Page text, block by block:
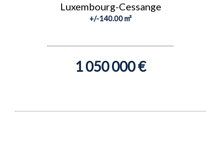
Luxembourg-Cessange
+/-140.00 m²
1 050 000 €